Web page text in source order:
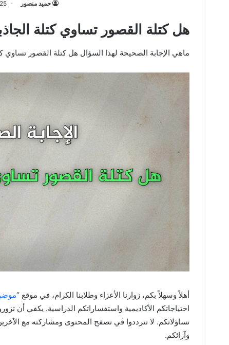
حميد منصور
هل كتلة القصور تساوي كتلة
ماهي الإجابة الصحيحة لهذا السؤال هل كتلة القصور تساوي
أهلاً وسهلاً بكم، زوارنا الأعزاء وطلابنا الكرام، في موقع “
احتياجاتكم الأكاديمية واستفساراتكم الدراسية. يكفي أن
تساؤلاتكم. لا تترددوا في تصفح المحتوى ومشاركته مع
وآرائكم.